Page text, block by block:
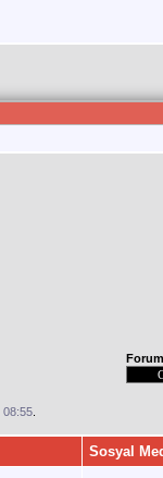
08:55
Sosyal